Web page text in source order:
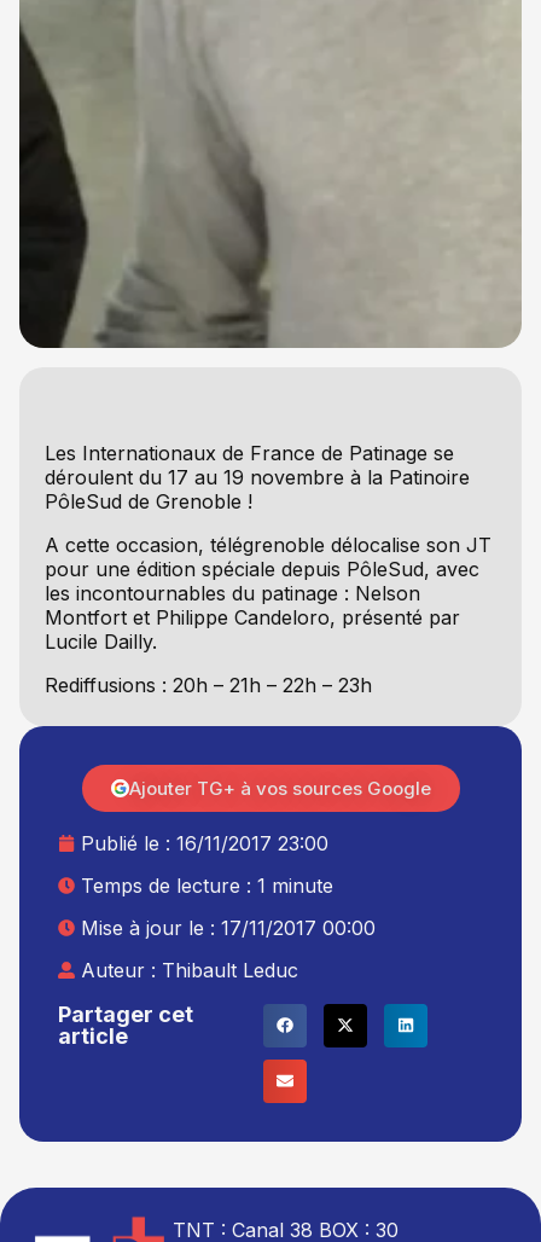
Les Internationaux de France de Patinage se
déroulent du 17 au 19 novembre à la Patinoire
PôleSud de Grenoble !
A cette occasion, télégrenoble délocalise son JT
pour une édition spéciale depuis PôleSud, avec
les incontournables du patinage : Nelson
Montfort et Philippe Candeloro, présenté par
Lucile Dailly.
Rediffusions : 20h – 21h – 22h – 23h
Partager cet
article
Publié le : 16/11/2017 23:00
Temps de lecture : 1 minute
Mise à jour le : 17/11/2017 00:00
Auteur : Thibault Leduc
Ajouter TG+ à vos sources Google
TNT : Canal 38 BOX : 30